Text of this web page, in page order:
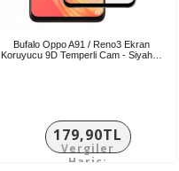
Bufalo Oppo A91 / Reno3 Ekran
Koruyucu 9D Temperli Cam - Siyah…
179,90TL
Vergiler
Hariç: